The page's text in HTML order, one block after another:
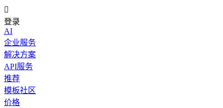

登录
AI
企业服务
解决方案
API服务
推荐
模板社区
价格